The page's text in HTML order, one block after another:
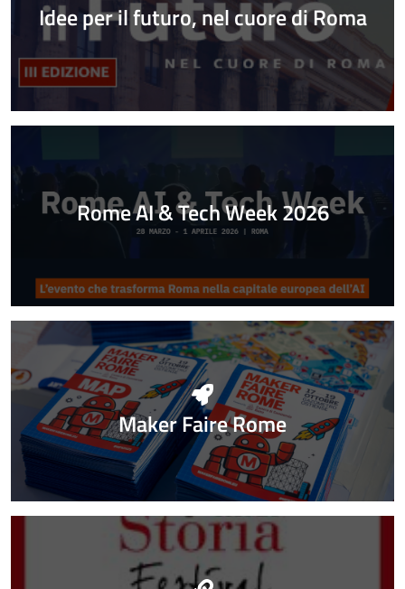
Idee per il futuro, nel cuore di Roma
Rome AI & Tech Week 2026
Maker Faire Rome